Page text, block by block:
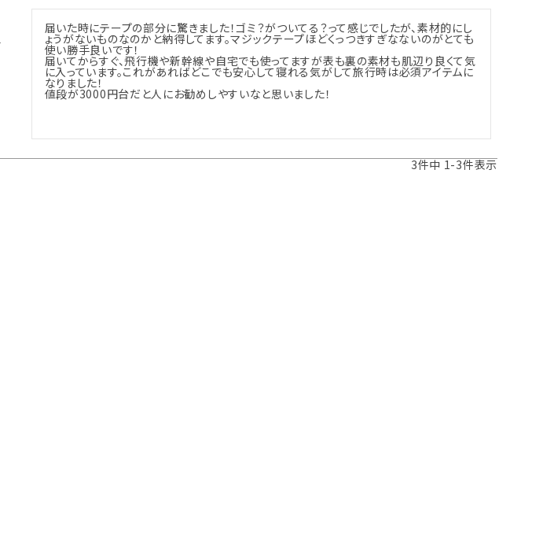
届いた時にテープの部分に驚きました！ゴミ？がついてる？って感じでしたが、素材的にし
ょうがないものなのかと納得してます。マジックテープほどくっつきすぎなないのがとても
使い勝手良いです！
届いてからすぐ、飛行機や新幹線や自宅でも使ってますが表も裏の素材も肌辺り良くて気
に入っています。これがあればどこでも安心して寝れる気がして旅行時は必須アイテムに
なりました！
値段が3000円台だと人にお勧めしやすいなと思いました！
3件中1-3件表示